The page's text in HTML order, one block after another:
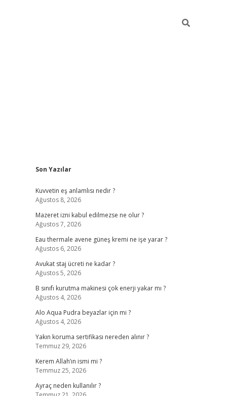
Sidebar
Son Yazılar
Kuvvetin eş anlamlısı nedir ?
Ağustos 8, 2026
Mazeret izni kabul edilmezse ne olur ?
Ağustos 7, 2026
Eau thermale avene güneş kremi ne işe yarar ?
Ağustos 6, 2026
Avukat staj ücreti ne kadar ?
Ağustos 5, 2026
B sınıfı kurutma makinesi çok enerji yakar mı ?
Ağustos 4, 2026
Alo Aqua Pudra beyazlar için mi ?
Ağustos 4, 2026
Yakın koruma sertifikası nereden alınır ?
Temmuz 29, 2026
Kerem Allah’ın ismi mi ?
Temmuz 25, 2026
Ayraç neden kullanılır ?